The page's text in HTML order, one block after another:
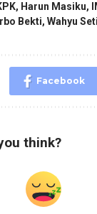
, Harun Masiku,
Bekti,Wahyu
Facebook
think?